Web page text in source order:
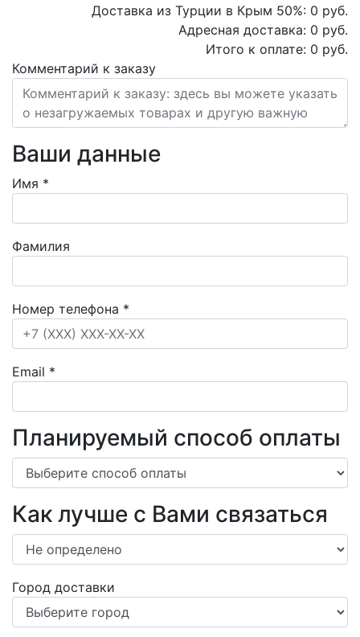
Доставка из Турции в Крым 50%: 0 руб.
Адресная доставка: 0 руб.
Итого к оплате: 0 руб.
Комментарий к заказу
Ваши данные
Имя *
Фамилия
Номер телефона *
Email *
Планируемый способ оплаты
Как лучше с Вами связаться
Город доставки